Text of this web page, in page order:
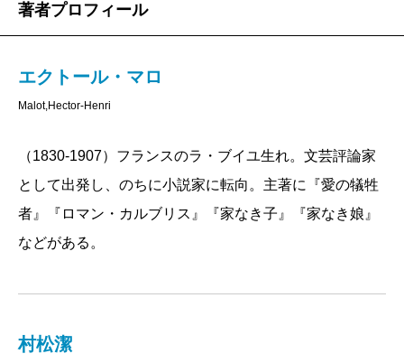
著者プロフィール
エクトール・マロ
Malot,Hector-Henri
（1830-1907）フランスのラ・ブイユ生れ。文芸評論家
として出発し、のちに小説家に転向。主著に『愛の犠牲
者』『ロマン・カルブリス』『家なき子』『家なき娘』
などがある。
村松潔